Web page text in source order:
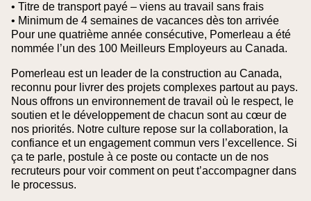
• Titre de transport payé – viens au travail sans frais
• Minimum de 4 semaines de vacances dès ton arrivée
Pour une quatrième année consécutive, Pomerleau a été
nommée l’un des 100 Meilleurs Employeurs au Canada.
Pomerleau est un leader de la construction au Canada,
reconnu pour livrer des projets complexes partout au pays.
Nous offrons un environnement de travail où le respect, le
soutien et le développement de chacun sont au cœur de
nos priorités. Notre culture repose sur la collaboration, la
confiance et un engagement commun vers l’excellence. Si
ça te parle, postule à ce poste ou contacte un de nos
recruteurs pour voir comment on peut t’accompagner dans
le processus.